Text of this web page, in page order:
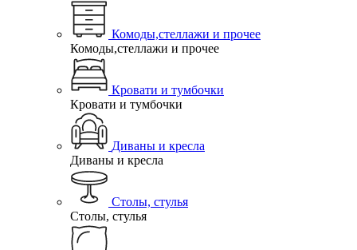
Комоды,стеллажи и прочее
Комоды,стеллажи и прочее
Кровати и тумбочки
Кровати и тумбочки
Диваны и кресла
Диваны и кресла
Столы, стулья
Столы, стулья